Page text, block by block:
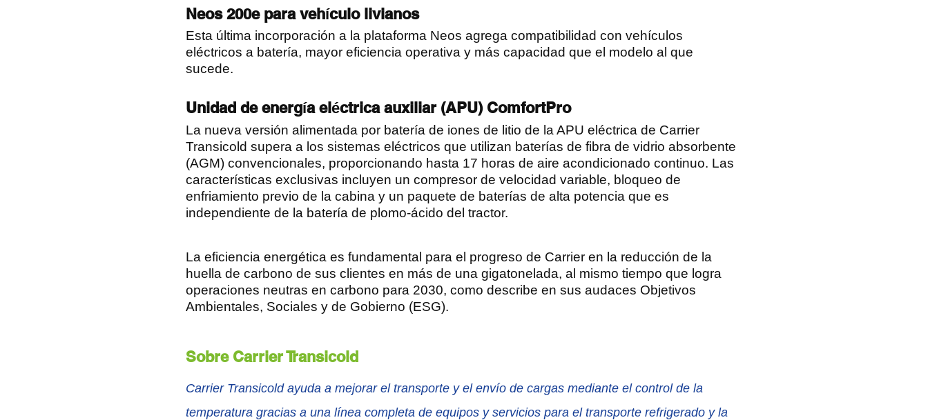
Neos 200e para vehículo livianos
Esta última incorporación a la plataforma Neos agrega compatibilidad con vehículos
eléctricos a batería, mayor eficiencia operativa y más capacidad que el modelo al que
sucede.
Unidad de energía eléctrica auxiliar (APU) ComfortPro
La nueva versión alimentada por batería de iones de litio de la APU eléctrica de Carrier
Transicold supera a los sistemas eléctricos que utilizan baterías de fibra de vidrio absorbente
(AGM) convencionales, proporcionando hasta 17 horas de aire acondicionado continuo. Las
características exclusivas incluyen un compresor de velocidad variable, bloqueo de
enfriamiento previo de la cabina y un paquete de baterías de alta potencia que es
independiente de la batería de plomo-ácido del tractor.
La eficiencia energética es fundamental para el progreso de Carrier en la reducción de la
huella de carbono de sus clientes en más de una gigatonelada, al mismo tiempo que logra
operaciones neutras en carbono para 2030, como describe en sus audaces Objetivos
Ambientales, Sociales y de Gobierno (ESG).
Sobre Carrier Transicold
Carrier Transicold ayuda a mejorar el transporte y el envío de cargas mediante el control de la
temperatura gracias a una línea completa de equipos y servicios para el transporte refrigerado y la